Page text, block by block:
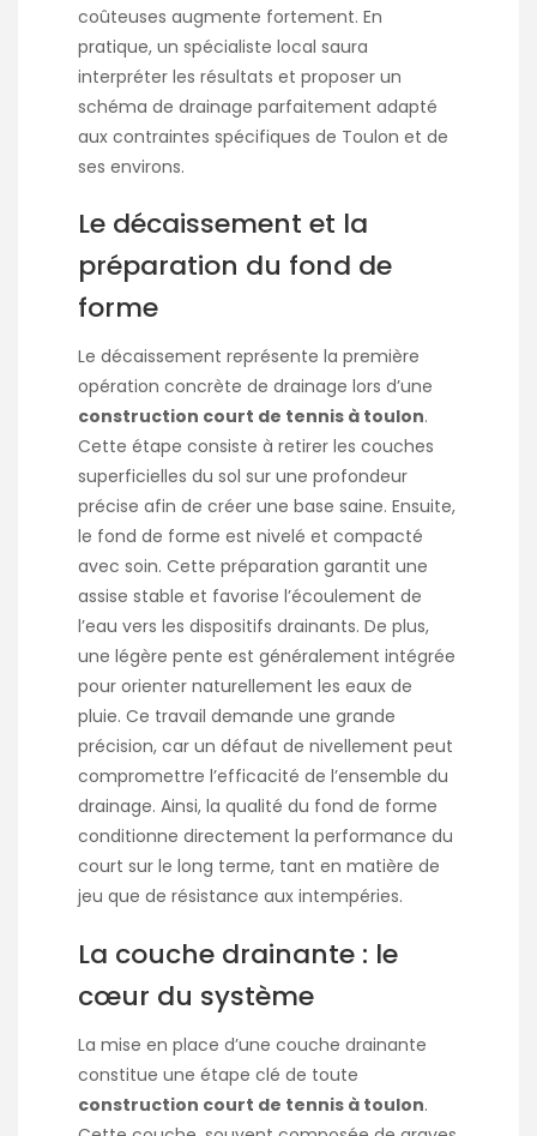
coûteuses augmente fortement. En
pratique, un spécialiste local saura
interpréter les résultats et proposer un
schéma de drainage parfaitement adapté
aux contraintes spécifiques de Toulon et de
ses environs.
Le décaissement et la
préparation du fond de
forme
Le décaissement représente la première
opération concrète de drainage lors d’une
construction court de tennis à toulon.
Cette étape consiste à retirer les couches
superficielles du sol sur une profondeur
précise afin de créer une base saine. Ensuite,
le fond de forme est nivelé et compacté
avec soin. Cette préparation garantit une
assise stable et favorise l’écoulement de
l’eau vers les dispositifs drainants. De plus,
une légère pente est généralement intégrée
pour orienter naturellement les eaux de
pluie. Ce travail demande une grande
précision, car un défaut de nivellement peut
compromettre l’efficacité de l’ensemble du
drainage. Ainsi, la qualité du fond de forme
conditionne directement la performance du
court sur le long terme, tant en matière de
jeu que de résistance aux intempéries.
La couche drainante : le
cœur du système
La mise en place d’une couche drainante
constitue une étape clé de toute
construction court de tennis à toulon.